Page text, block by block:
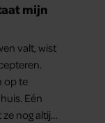
mijn
valt, wist
op te
Eén
nog altijd